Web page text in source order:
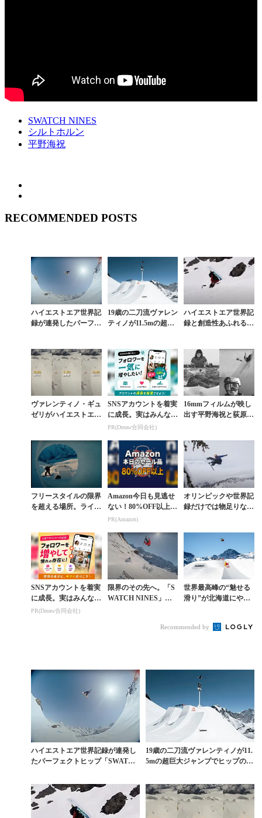
SWATCH NINES
シルトホルン
平野海祝
RECOMMENDED POSTS
ハイエストエア世界記
録が連発したパーフェ
ンタリー
19歳の二刀流ヴァレン
ティノが11.5mの超巨
録樹立
ハイエストエア世界記
録と創造性あふれる滑
ヴァレンティノ・ギュ
ゼリがハイエストエア
km？
SNSアカウントを着実
に成長。実はみんなコ
コ使ってます。
PR(Dreaw合同会社)
16mmフィルムが映し
出す平野海祝と荻原大
ビー公開
フリースタイルの限界
を超える場所。ライダ
S」
Amazon今日も見逃せ
ない！80%OFF以上が
続々登場
PR(Amazon)
オリンピックや世界記
録だけでは物足りな
トリーでも魅せる
SNSアカウントを着実
に成長。実はみんなコ
コ使ってます。
PR(Dreaw合同会社)
限界のその先へ。「S
WATCH NINES」で
クワッドフリッ...
世界最高峰の“魅せる
滑り”が北海道にやっ
ックイヤーに日...
Recommended by
ハイエストエア世界記録が連発し
たパーフェクトヒップ「SWATCH
19歳の二刀流ヴァレンティノが11.
5mの超巨大ジャンプでヒップのハ